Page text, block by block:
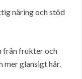
näring och stöd
från frukter och
mer glansigt hår.